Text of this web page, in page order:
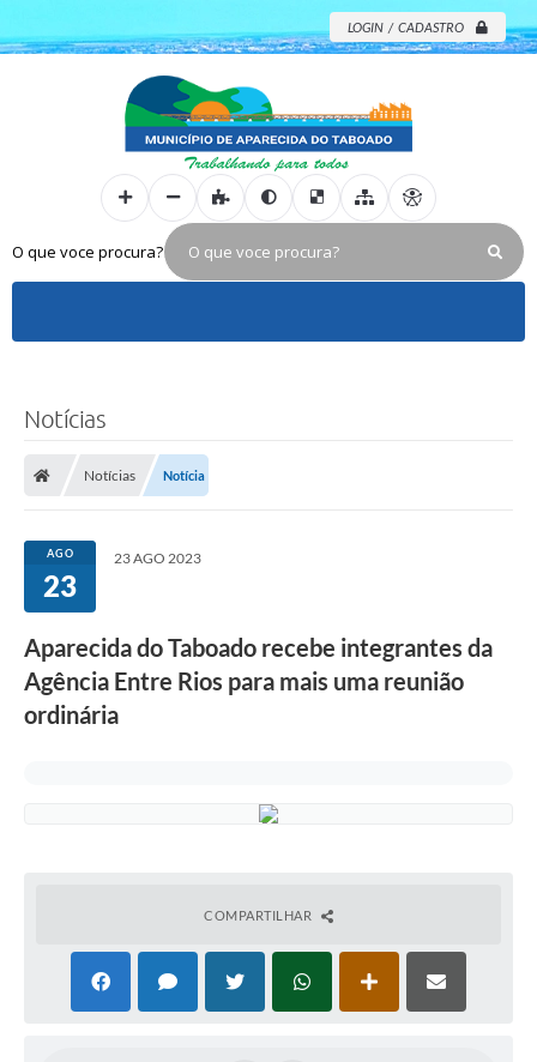
LOGIN / CADASTRO
O que voce procura?
Notícias
Notícias Notícia
AGO
23
23 AGO 2023
Aparecida do Taboado recebe integrantes da
Agência Entre Rios para mais uma reunião
ordinária
COMPARTILHAR